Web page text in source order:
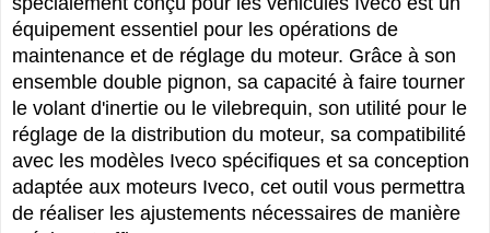
Cet outil de rotation de volant d'inertie / vilebrequin
spécialement conçu pour les véhicules Iveco est un
équipement essentiel pour les opérations de
maintenance et de réglage du moteur. Grâce à son
ensemble double pignon, sa capacité à faire tourner
le volant d'inertie ou le vilebrequin, son utilité pour le
réglage de la distribution du moteur, sa compatibilité
avec les modèles Iveco spécifiques et sa conception
adaptée aux moteurs Iveco, cet outil vous permettra